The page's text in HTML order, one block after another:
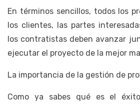
En términos sencillos, todos los
los clientes, las partes
los contratistas deben avanzar
ejecutar el proyecto de la mejor
La importancia de la gestión de
Como ya sabes qué es el